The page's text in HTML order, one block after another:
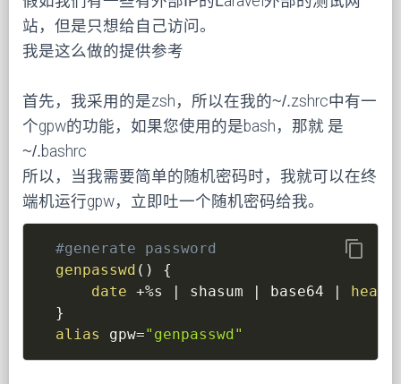
站，但是只想给自己访问。
我是这么做的提供参考
首先，我采用的是zsh，所以在我的~/.zshrc中有一
个gpw的功能，如果您使用的是bash，那就 是
~/.bashrc
所以，当我需要简单的随机密码时，我就可以在终
端机运行gpw，立即吐一个随机密码给我。
content_copy
#generate password
genpasswd ( )
{
date +%s | shasum | base64 | head
}
alias
gpw="genpasswd"